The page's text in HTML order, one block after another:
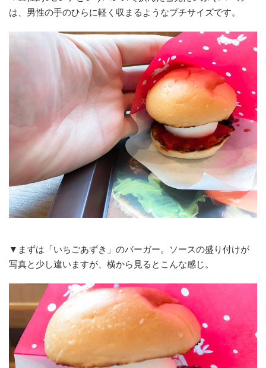
は、男性の手のひらに軽く収まるようなプチサイズです。
▼まずは「いちごあずき」のバーガー。ソースの盛り付けが
写真と少し違いますが、横から見るとこんな感じ。